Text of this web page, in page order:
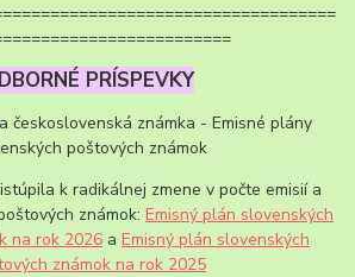
PRÍSPEVKY
československá známka - Emisné plány
poštových známok
k radikálnej zmene v počte emisií a
známok: Emisný plán slovenských
na rok 2026a Emisný plán slovenských
známok na rok 2025